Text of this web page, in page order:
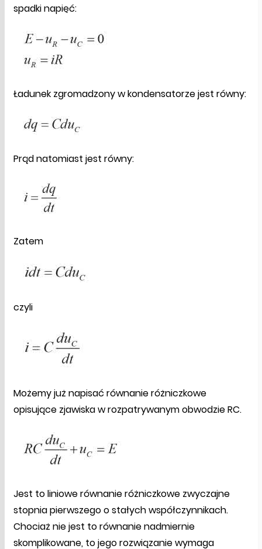
spadki napięć:
Ładunek zgromadzony w kondensatorze jest równy:
Prąd natomiast jest równy:
Zatem
czyli
Możemy już napisać równanie różniczkowe
opisujące zjawiska w rozpatrywanym obwodzie RC.
Jest to liniowe równanie różniczkowe zwyczajne
stopnia pierwszego o stałych współczynnikach.
Chociaż nie jest to równanie nadmiernie
skomplikowane, to jego rozwiązanie wymaga